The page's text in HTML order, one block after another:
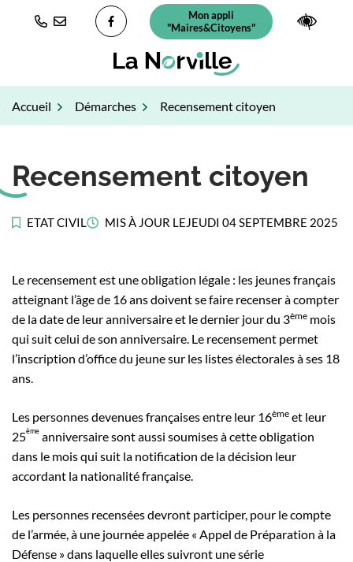
Gestion des traceurs
Lien vers le compte Facebook
Mon appli
"Maires&Citoyens"(ouverture dans un nouvel
Accueil Démarches Recensement citoyen
Recensement citoyen
ETAT CIVIL MIS À JOUR LEJEUDI 04 SEPTEMBRE 2025
Le recensement est une obligation légale : les jeunes français
atteignant l’âge de 16 ans doivent se faire recenser à compter
de la date de leur anniversaire et le dernier jour du 3ème mois
qui suit celui de son anniversaire. Le recensement permet
l’inscription d’office du jeune sur les listes électorales à ses 18
ans.
Les personnes devenues françaises entre leur 16ème et leur
25ème anniversaire sont aussi soumises à cette obligation
dans le mois qui suit la notification de la décision leur
accordant la nationalité française.
Les personnes recensées devront participer, pour le compte
de l’armée, à une journée appelée « Appel de Préparation à la
Défense » dans laquelle elles suivront une série